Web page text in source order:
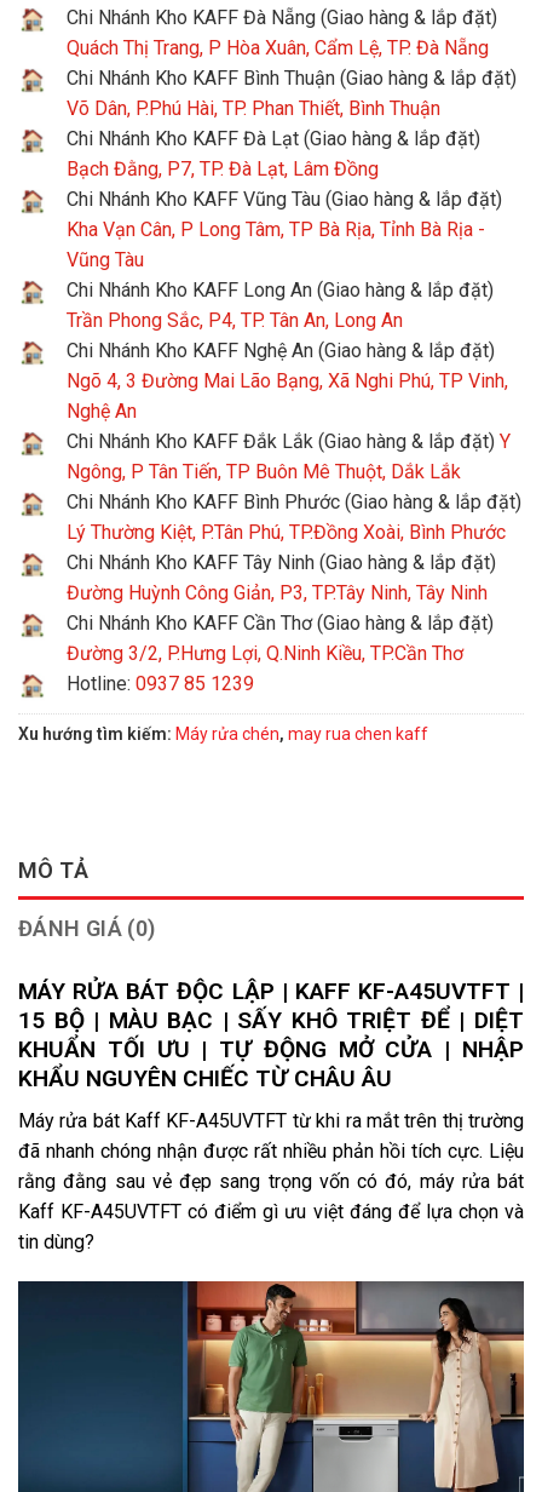
Chi Nhánh Kho KAFF Đà Nẵng (Giao hàng & lắp đặt)
Quách Thị Trang, P Hòa Xuân, Cẩm Lệ, TP. Đà Nẵng
Chi Nhánh Kho KAFF Bình Thuận (Giao hàng & lắp đặt)
Võ Dân, P.Phú Hài, TP. Phan Thiết, Bình Thuận
Chi Nhánh Kho KAFF Đà Lạt (Giao hàng & lắp đặt)
Bạch Đằng, P7, TP. Đà Lạt, Lâm Đồng
Chi Nhánh Kho KAFF Vũng Tàu (Giao hàng & lắp đặt)
Kha Vạn Cân, P Long Tâm, TP Bà Rịa, Tỉnh Bà Rịa -
Vũng Tàu
Chi Nhánh Kho KAFF Long An (Giao hàng & lắp đặt)
Trần Phong Sắc, P4, TP. Tân An, Long An
Chi Nhánh Kho KAFF Nghệ An (Giao hàng & lắp đặt)
Ngõ 4, 3 Đường Mai Lão Bạng, Xã Nghi Phú, TP Vinh,
Nghệ An
Chi Nhánh Kho KAFF Đắk Lắk (Giao hàng & lắp đặt) Y
Ngông, P Tân Tiến, TP Buôn Mê Thuột, Dắk Lắk
Chi Nhánh Kho KAFF Bình Phước (Giao hàng & lắp đặt)
Lý Thường Kiệt, P.Tân Phú, TP.Đồng Xoài, Bình Phước
Chi Nhánh Kho KAFF Tây Ninh (Giao hàng & lắp đặt)
Đường Huỳnh Công Giản, P3, TP.Tây Ninh, Tây Ninh
Chi Nhánh Kho KAFF Cần Thơ (Giao hàng & lắp đặt)
Đường 3/2, P.Hưng Lợi, Q.Ninh Kiều, TP.Cần Thơ
Hotline: 0937 85 1239
Xu hướng tìm kiếm: Máy rửa chén, may rua chen kaff
MÔ TẢ
ĐÁNH GIÁ (0)
MÁY RỬA BÁT ĐỘC LẬP | KAFF KF-A45UVTFT |
15 BỘ | MÀU BẠC | SẤY KHÔ TRIỆT ĐỂ | DIỆT
KHUẨN TỐI ƯU | TỰ ĐỘNG MỞ CỬA | NHẬP
KHẨU NGUYÊN CHIẾC TỪ CHÂU ÂU
Máy rửa bát Kaff KF-A45UVTFT từ khi ra mắt trên thị trường
đã nhanh chóng nhận được rất nhiều phản hồi tích cực. Liệu
rằng đằng sau vẻ đẹp sang trọng vốn có đó, máy rửa bát
Kaff KF-A45UVTFT có điểm gì ưu việt đáng để lựa chọn và
tin dùng?